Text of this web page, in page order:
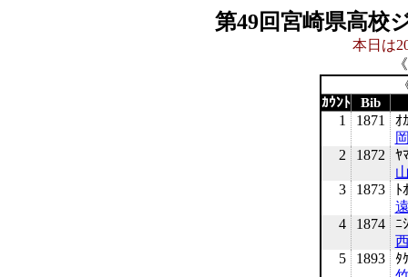
第49回宮崎県高校
本日は
ｶｳﾝﾄ Bib
1 1871
ｵ
2
1872
ﾔ
3
1873
ﾄ
4
1874
ﾆ
5
1893
ﾀ